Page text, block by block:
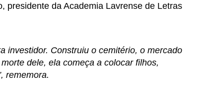
presidente da Academia Lavrense de Letras
investidor. Construiu o cemitério, o mercado
dele, ela começa a colocar filhos,
rememora.